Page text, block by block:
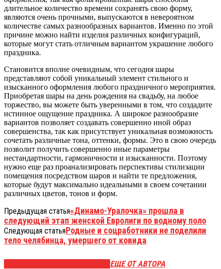
длительное количество времени сохранять свою форму,
являются очень прочными, выпускаются в невероятном
количестве самых разнообразных вариантов. Именно по этой
причине можно найти изделия различных конфигураций,
которые могут стать отличным вариантом украшение любого
праздника.
Становится вполне очевидным, что сегодня шары
представляют собой уникальный элемент стильного и
изысканного оформления любого праздничного мероприятия.
Приобретая шары на день рождения на свадьбу, на любое
торжество, вы можете быть уверенными в том, что создадите
истинное ощущение праздника. А широкое разнообразие
вариантов позволяет создавать совершенно иной образ
совершенства, так как присутствует уникальная возможность
сочетать различные тона, оттенки, формы. Это в свою очередь
позволит получить совершенно иные параметры
нестандартности, гармоничности и изысканности. Поэтому
нужно еще раз проанализировать перспективы стилизации
помещения посредством шаров и найти те предложения,
которые будут максимально идеальными в своем сочетании
различных цветов, тонов и форм.
Предыдущая статья«Динамо-Уралочка» прошла в
следующий этап женской Евролиги по водному поло
Следующая статьяРодные и соцработники не поделили
тело челябинца, умершего от ковида
ЕЩЕ ОТ АВТОРА